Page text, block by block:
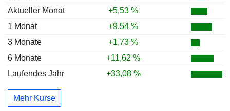
Aktueller Monat
+5,53 %
1 Monat
+9,54 %
3 Monate
+1,73 %
6 Monate
+11,62 %
Laufendes Jahr
+33,08 %
Mehr Kurse